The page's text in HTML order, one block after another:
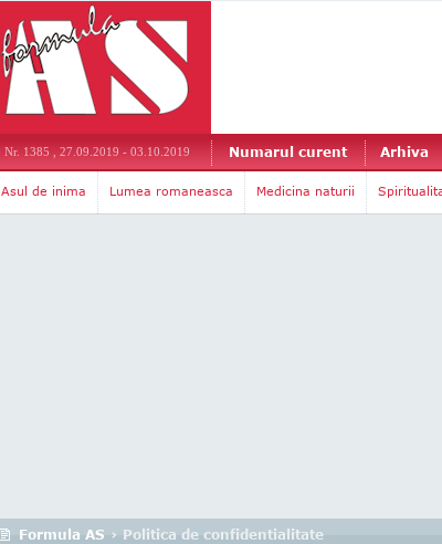
Nr. 1385 , 27.09.2019 - 03.10.2019 Numarul curent Arhiva
Asul de inima Lumea romaneasca Medicina naturii
Formula AS › Politica de confidentialitate